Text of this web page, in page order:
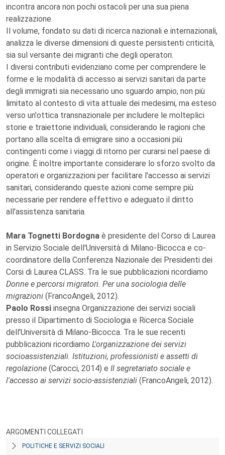
incontra ancora non pochi ostacoli per una sua piena
realizzazione.
Il volume, fondato su dati di ricerca nazionali e internazionali,
analizza le diverse dimensioni di queste persistenti criticità,
sia sul versante dei migranti che degli operatori.
I diversi contributi evidenziano come per comprendere le
forme e le modalità di accesso ai servizi sanitari da parte
degli immigrati sia necessario uno sguardo ampio, non più
limitato al contesto di vita attuale dei medesimi, ma esteso
verso un'ottica transnazionale per includere le molteplici
storie e traiettorie individuali, considerando le ragioni che
portano alla scelta di emigrare sino a occasioni più
contingenti come i viaggi di ritorno per curarsi nel paese di
origine. È inoltre importante considerare lo sforzo svolto da
operatori e organizzazioni per facilitare l'accesso ai servizi
sanitari, considerando queste azioni come sempre più
necessarie per rendere effettivo e adeguato il diritto
all'assistenza sanitaria.
Mara Tognetti Bordogna è presidente del Corso di Laurea
in Servizio Sociale dell'Università di Milano-Bicocca e co-
coordinatore della Conferenza Nazionale dei Presidenti dei
Corsi di Laurea CLASS. Tra le sue pubblicazioni ricordiamo
Donne e percorsi migratori. Per una sociologia delle
migrazioni (FrancoAngeli, 2012).
Paolo Rossi insegna Organizzazione dei servizi sociali
presso il Dipartimento di Sociologia e Ricerca Sociale
dell'Università di Milano-Bicocca. Tra le sue recenti
pubblicazioni ricordiamo L'organizzazione dei servizi
socioassistenziali. Istituzioni, professionisti e assetti di
regolazione (Carocci, 2014) e Il segretariato sociale e
l'accesso ai servizi socio-assistenziali (FrancoAngeli, 2012).
ARGOMENTI COLLEGATI
POLITICHE E SERVIZI SOCIALI